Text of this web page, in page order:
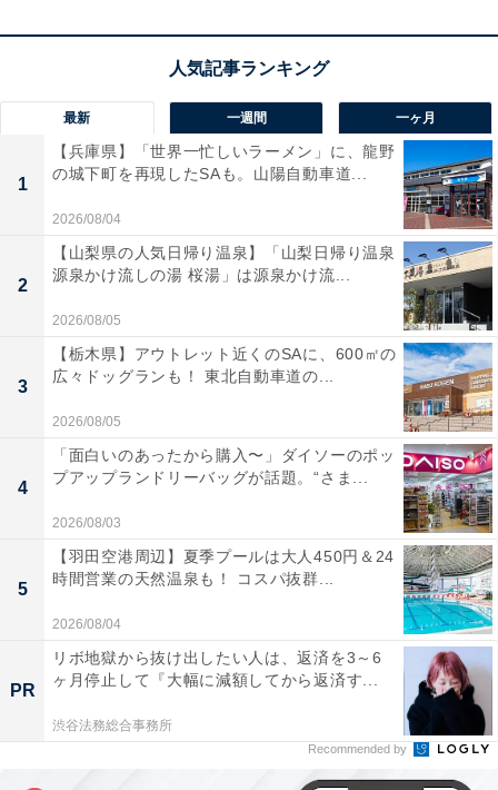
Amazonで見る
Ankerの急速充電器「Anker Prime Wall Charger (100W, 3
ports, GaN) (ブラック) 」は現在30％オフの特別価格・税
込6990円で販売中。
この商品のおすすめポイントは？
Anker史上最高峰の「Prime」シリーズ。最大100Wの高
出力を誇り、MacBook ProなどのノートPCもこれ1台で
急速充電が可能です。3ポート（USB-C×2、USB-A×1）
を搭載しているため、スマホやタブレットまで同時にチ
独自の最新技術により、一般的な高出力充電器より約
45％も小型化を実現。折りたたみ式プラグでカバンの隙
間にすっぽり収まるサイズ感は、デスク周りをスッキリ
させたい人や外出が多い人にとって、これ以上ない相棒
になります。
Anker Prime Wall Charger (100W, 3 ports, GaN) の
口コミは？
Anker Prime Wall Charger (100W, 3 ports, GaN) には以下
のような口コミが寄せられています。
最新 一週間 一ヶ月
1
【兵庫県】「世界一忙しいラーメン」に、龍野
の城下町を再現したSAも。山陽自動車道...
2026/08/04
2
【山梨県の人気日帰り温泉】「山梨日帰り温泉
源泉かけ流しの湯 桜湯」は源泉かけ流...
2026/08/05
3
【栃木県】アウトレット近くのSAに、600㎡の
広々ドッグランも！ 東北自動車道の...
2026/08/05
4
「面白いのあったから購入〜」ダイソーのポッ
プアップランドリーバッグが話題。“さま...
2026/08/03
5
【羽田空港周辺】夏季プールは大人450円＆24
時間営業の天然温泉も！ コスパ抜群...
2026/08/04
PR
リボ地獄から抜け出したい人は、返済を3～6
ヶ月停止して『大幅に減額してから返済す...
渋谷法務総合事務所
Recommended by